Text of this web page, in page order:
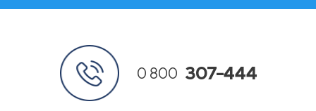
0 800 307-444